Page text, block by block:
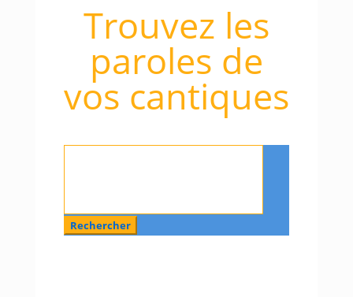
Trouvez les
paroles de
vos cantiques